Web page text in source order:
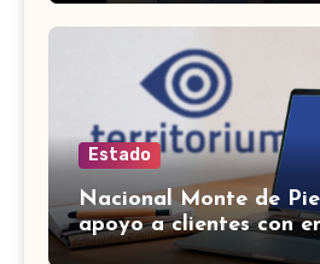
Estado
Nacional Monte de
apoyo a clientes con
autos durante la huelga